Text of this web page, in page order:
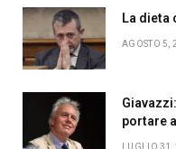
La dieta
AGOSTO 5,
portare
LUGLIO